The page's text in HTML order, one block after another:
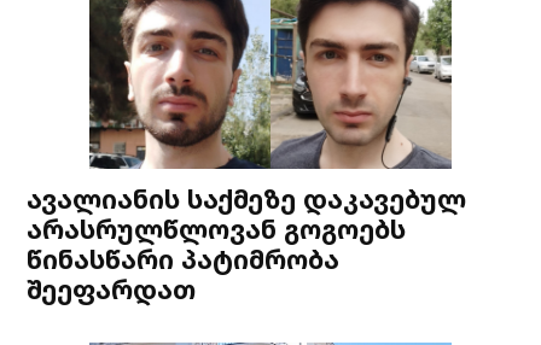
ავალიანის საქმეზე დაკავებულ
არასრულწლოვან გოგოებს
წინასწარი პატიმრობა
შეეფარდათ